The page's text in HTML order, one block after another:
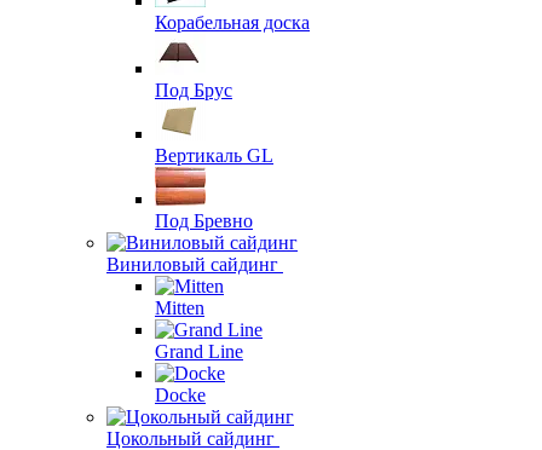
Корабельная доска
Под Брус
Вертикаль GL
Под Бревно
Виниловый сайдинг
Mitten
Grand Line
Docke
Цокольный сайдинг